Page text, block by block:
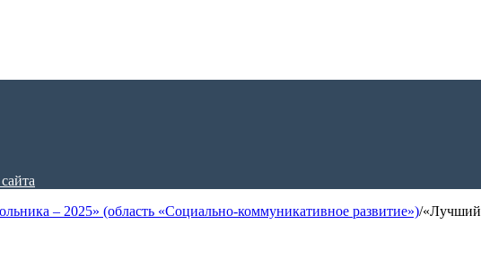
– 2025» (область «Социально-коммуникативное развитие»)/«Лучший